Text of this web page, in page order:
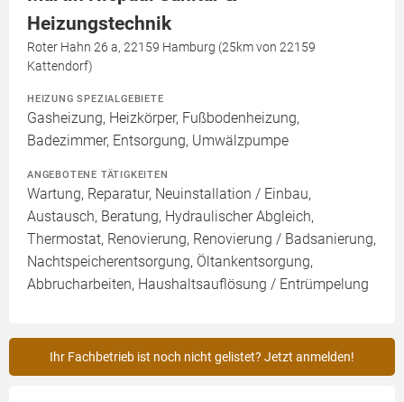
Heizungstechnik
Roter Hahn 26 a, 22159 Hamburg (25km von 22159
Kattendorf)
HEIZUNG SPEZIALGEBIETE
Gasheizung, Heizkörper, Fußbodenheizung,
Badezimmer, Entsorgung, Umwälzpumpe
ANGEBOTENE TÄTIGKEITEN
Wartung, Reparatur, Neuinstallation / Einbau,
Austausch, Beratung, Hydraulischer Abgleich,
Thermostat, Renovierung, Renovierung / Badsanierung,
Nachtspeicherentsorgung, Öltankentsorgung,
Abbrucharbeiten, Haushaltsauflösung / Entrümpelung
Ihr Fachbetrieb ist noch nicht gelistet? Jetzt anmelden!